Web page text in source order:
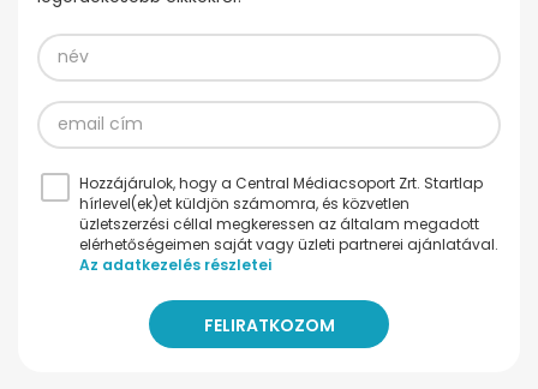
Hozzájárulok, hogy a Central Médiacsoport Zrt. Startlap
hírlevel(ek)et küldjön számomra, és közvetlen
üzletszerzési céllal megkeressen az általam megadott
elérhetőségeimen saját vagy üzleti partnerei ajánlatával.
Az adatkezelés részletei